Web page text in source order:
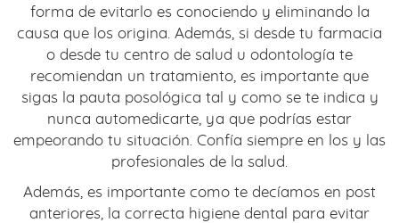
forma de evitarlo es conociendo y eliminando la
causa que los origina. Además, si desde tu farmacia
o desde tu centro de salud u odontología te
recomiendan un tratamiento, es importante que
sigas la pauta posológica tal y como se te indica y
nunca automedicarte, ya que podrías estar
empeorando tu situación. Confía siempre en los y las
profesionales de la salud.
Además, es importante como te decíamos en post
anteriores, la correcta higiene dental para evitar